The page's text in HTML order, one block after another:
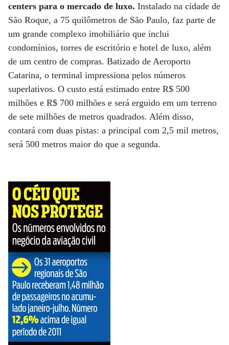
centers para o mercado de luxo. Instalado na cidade de
São Roque, a 75 quilômetros de São Paulo, faz parte de
um grande complexo imobiliário que inclui
condomínios, torres de escritório e hotel de luxo, além
de um centro de compras. Batizado de Aeroporto
Catarina, o terminal impressiona pelos números
superlativos. O custo está estimado entre R$ 500
milhões e R$ 700 milhões e será erguido em um terreno
de sete milhões de metros quadrados. Além disso,
contará com duas pistas: a principal com 2,5 mil metros,
será 500 metros maior do que a segunda.